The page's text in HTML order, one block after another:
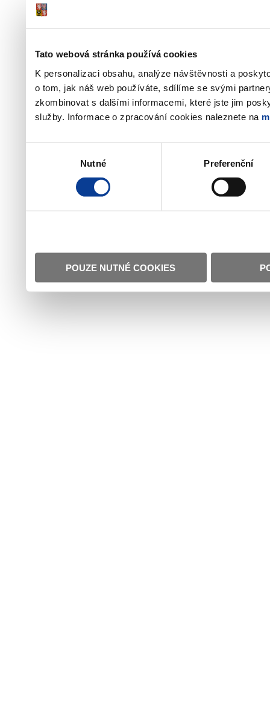
Tato webová stránka používá cookies
K personalizaci obsahu, analýze návštěvnosti a
o tom, jak náš web používáte, sdílíme se svými
zkombinovat s dalšími informacemi, které jste jim
služby. Informace o zpracování cookies naleznete na
Nutné Preferenční
POUZE NUTNÉ COOKIES